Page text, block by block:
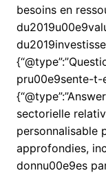
besoins en
pru00e9sente-t-
sectorielle
personnalisable
approfondies,
donnu00e9es